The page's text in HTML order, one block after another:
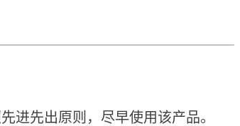
进先出原则，尽早使用该产品。